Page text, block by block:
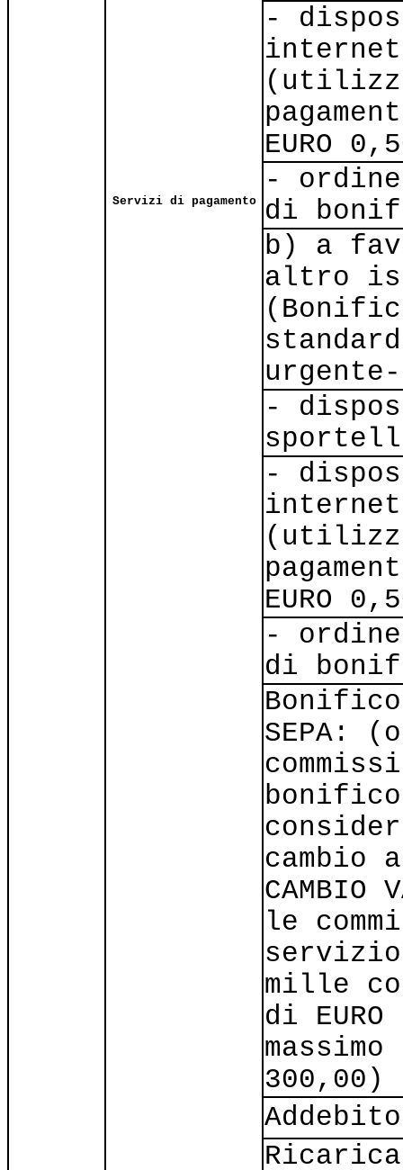
Servizi di pagamento
-
internet
EURO
- ordine
di
b) a
altro
-
-
internet
EURO
- ordine
di
SEPA:
cambio
CAMBIO
le
mille
di
massimo
300,00)